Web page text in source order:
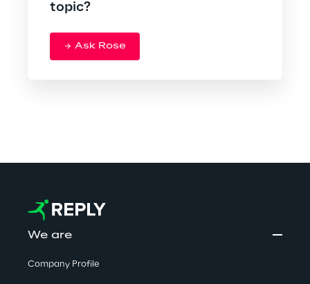
topic?
Ask Rose
We are
Company Profile